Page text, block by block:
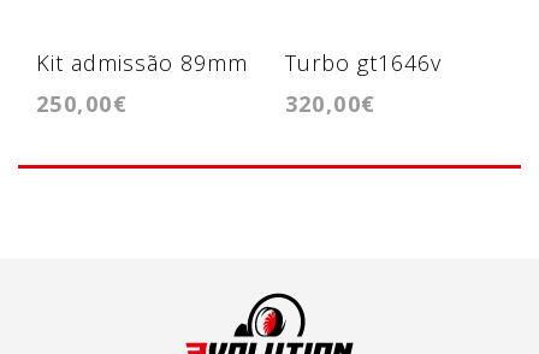
Kit admissão 89mm
Ibiza 6l, Polo 9n,
250,00€
Turbo gt1646v
1.9tdi BXE, BKC
320,00€